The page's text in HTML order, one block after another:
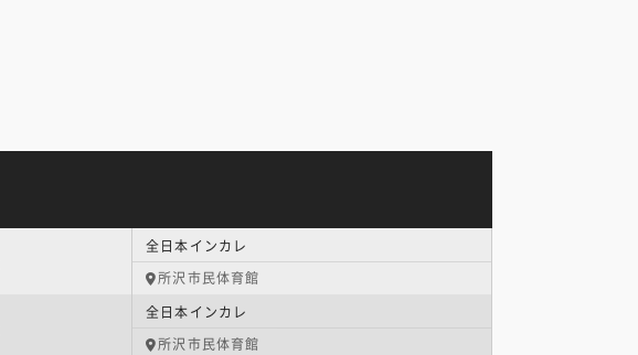
全日本インカレ
所沢市民体育館
全日本インカレ
所沢市民体育館